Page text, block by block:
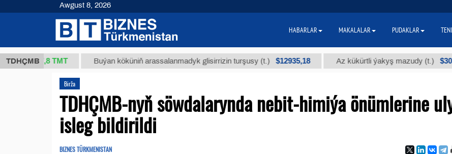
TDHÇMB
37,8 ТМТ Buýan köküniň arassalanmadyk glisirrizin turşusy (t.) $12935,18 Az kükürtli ýakyş mazudy (t.) $300
Birža
TDHÇMB-nyň söwdalarynda nebit-himiýa önümlerine
isleg bildirildi
BIZNES TÜRKMENISTAN
Awgust 8, 2026
HABARLAR MAKALALAR PUDAKLAR